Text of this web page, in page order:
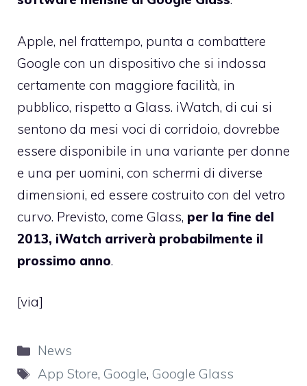
Apple, nel frattempo, punta a combattere
Google con un dispositivo che si indossa
certamente con maggiore facilità, in
pubblico, rispetto a Glass. iWatch, di cui si
sentono da mesi voci di corridoio, dovrebbe
essere disponibile in una variante per donne
e una per uomini, con schermi di diverse
dimensioni, ed essere costruito con del vetro
curvo. Previsto, come Glass, per la fine del
2013, iWatch arriverà probabilmente il
prossimo anno.
[via]
Categorie
News
Tag
App Store, Google, Google Glass